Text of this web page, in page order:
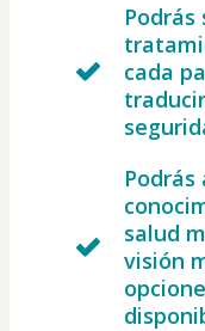
cada
salud
visión